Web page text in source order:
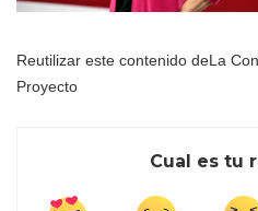
Reutilizar este contenido deLa
Proyecto
Cual es tu